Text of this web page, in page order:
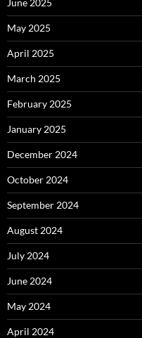
May 2025
April 2025
March 2025
February 2025
January 2025
December 2024
October 2024
September 2024
August 2024
July 2024
June 2024
May 2024
April 2024